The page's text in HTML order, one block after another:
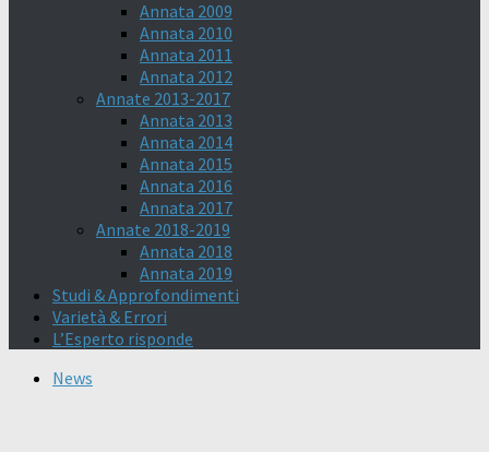
Annata 2009
Annata 2010
Annata 2011
Annata 2012
Annate 2013-2017
Annata 2013
Annata 2014
Annata 2015
Annata 2016
Annata 2017
Annate 2018-2019
Annata 2018
Annata 2019
Studi & Approfondimenti
Varietà & Errori
L’Esperto risponde
News